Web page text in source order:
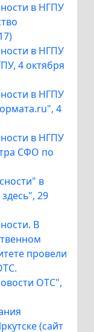
в НГПУ
в НГПУ
4 октября
в НГПУ
4
в НГПУ
СФО по
в
29
В
провели
ОТС",
(сайт